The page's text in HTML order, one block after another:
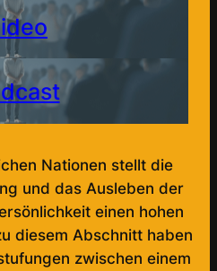
Nationen stellt die
und das Ausleben der
einen hohen
diesem Abschnitt haben
zwischen einem